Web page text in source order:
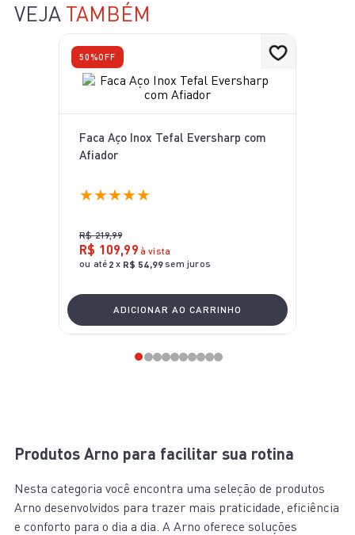
VEJA TAMBÉM
50%OFF
Faca Aço Inox Tefal Eversharp com
Afiador
★★★★★
R$ 219,99
R$ 109,99 à vista
ou até 2 x R$ 54,99sem juros
ADICIONAR AO CARRINHO
Produtos Arno para facilitar sua rotina
Nesta categoria você encontra uma seleção de produtos
Arno desenvolvidos para trazer mais praticidade, eficiência
e conforto para o dia a dia. A Arno oferece soluções